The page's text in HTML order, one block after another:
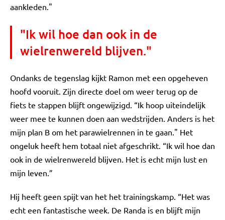
aankleden."
"Ik wil hoe dan ook in de
wielrenwereld blijven."
Ondanks de tegenslag kijkt Ramon met een opgeheven
hoofd vooruit. Zijn directe doel om weer terug op de
fiets te stappen blijft ongewijzigd. “Ik hoop uiteindelijk
weer mee te kunnen doen aan wedstrijden. Anders is het
mijn plan B om het parawielrennen in te gaan." Het
ongeluk heeft hem totaal niet afgeschrikt. “Ik wil hoe dan
ook in de wielrenwereld blijven. Het is echt mijn lust en
mijn leven.”
Hij heeft geen spijt van het het trainingskamp. “Het was
echt een fantastische week. De Randa is en blijft mijn